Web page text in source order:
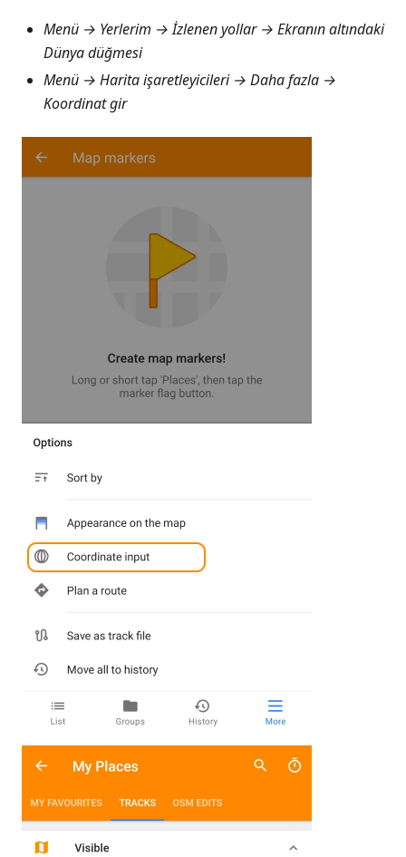
Menü → Yerlerim → İzlenen yollar→ Ekranın altındaki
Dünya düğmesi
Menü → Harita işaretleyicileri → Daha fazla →
Koordinat gir